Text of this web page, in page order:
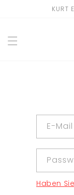
KURT
E-Mail
Haben